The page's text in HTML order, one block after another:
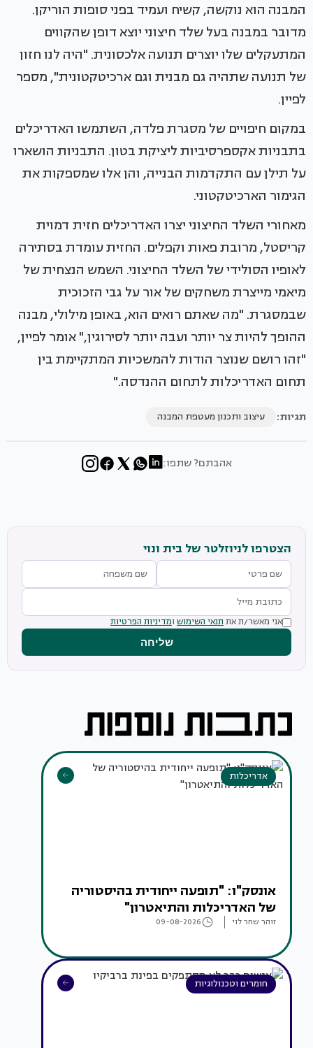
המבנה הוא נוקשה, קשיח ועמיד בפני סופות הוריקן.
מדובר במבנה בעל שלד חיצוני יוצא דופן שהקווים
המתעקלים שלו יוצרים תנועה אלכסונית. "היה לנו חזון
של תנועה שתהיה גם מבנית וגם ארכיטקטונית", מספר
לפיין.
במקום חיפויים של מסגרת פלדה, השתמשו האדריכלים
בתבניות אקספרסיביות ליציקת בטון. התבניות הושארו
על תילן עם התקדמות הבנייה, והן אלו שמספקות את
הגימור הארכיטקטוני.
מאחורי השלד החיצוני יצרו האדריכלים חזית דמוית
קריסטל, מרובת פאות וקפלים. החזית עומדת בסתירה
לאופיו הסולידי של השלד החיצוני. השמש הנצחית של
מיאמי מייצרת משחקים של אור על גבי הזכוכית
שבמסגרת. "מה שאתם רואים הוא, באופן מילולי, מבנה
ההופך להיות צר יותר ועבה יותר לסירוגין," אומר לפיין,
"זהו רושם שנוצר הודות להמשכיות המתקיימת בין
תחום האדריכלות לתחום ההנדסה."
תגיות: עיצוב ותכנון מעטפת המבנה
אהבתם? שתפו:
הצטרפו לניוזלטר של בית ונוי
אני מאשר/ת את תנאי השימוש ומדיניות הפרטיות
שליחה
אדריכלות
אונסק"ו: "תופעה ייחודית בהיסטוריה
של האדריכלות והתיאטרון"
זוהר שחר לוי 09-08-2026
חומרים וטכנולוגיות